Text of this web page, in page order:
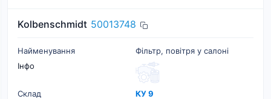
Kolbenschmidt 50013748
Найменування
Фільтр, повітря у салоні
Інфо
Склад
КУ 9